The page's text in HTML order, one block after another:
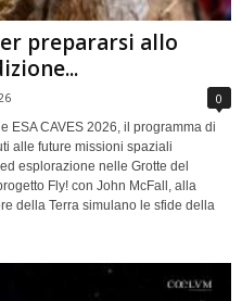
prepararsi allo
0
ESA CAVES 2026, il programma di
alle future missioni spaziali
esplorazione nelle Grotte del
Fly! con John McFall, alla
della Terra simulano le sfide della